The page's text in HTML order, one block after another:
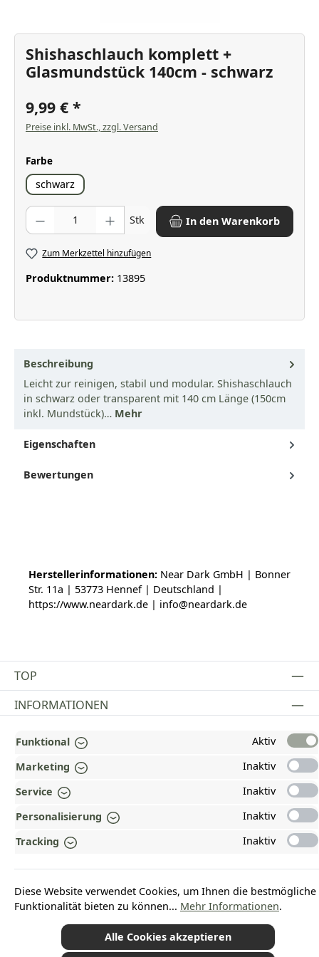
Shishaschlauch komplett +
Glasmundstück 140cm - schwarz
9,99 €
Preise inkl. MwSt., zzgl. Versand
Farbeauswählen
schwarz
Produkt Anzahl: Gib den gewünschten Wert ein oder benutze die
Stk In den Warenkorb
Zum Merkzettel hinzufügen
Produktnummer: 13895
Beschreibung
Leicht zur reinigen, stabil und modular. Shishaschlauch
in schwarz oder transparent mit 140 cm Länge (150cm
inkl. Mundstück)… Mehr
Eigenschaften
Bewertungen
Herstellerinformationen: Near Dark GmbH | Bonner
Str. 11a | 53773 Hennef | Deutschland |
https://www.neardark.de | info@neardark.de
TOP
Vertrag widerrufen
INFORMATIONEN
GESETZLICHE INFORMATIONEN
ZAHLUNGS- UND VERSANDARTEN
AUSGEZEICHNET UND ZERTIFIZIERT!
WARUM HEAD-SHOP.DE?
UNSERE COMMUNITIES
Funktional
Aktiv
Marketing
Inaktiv
Service
Inaktiv
Personalisierung
Inaktiv
Tracking
Inaktiv
Diese Website verwendet Cookies, um Ihnen die bestmögliche
Funktionalität bieten zu können... Mehr Informationen.
Alle Cookies akzeptieren